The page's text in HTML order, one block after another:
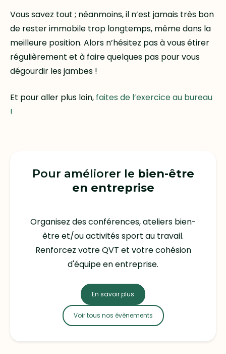
Vous savez tout ; néanmoins, il n’est jamais très bon
de rester immobile trop longtemps, même dans la
meilleure position. Alors n’hésitez pas à vous étirer
régulièrement et à faire quelques pas pour vous
dégourdir les jambes !
Et pour aller plus loin, faites de l’exercice au bureau
!
Pour améliorer le bien-être
en entreprise
Organisez des conférences, ateliers bien-
être et/ou activités sport au travail.
Renforcez votre QVT et votre cohésion
d'équipe en entreprise.
En savoir plus
Voir tous nos évènements